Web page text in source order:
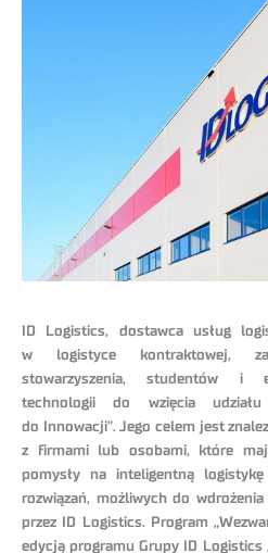
ID Logistics, dostawca usług
w logistyce kontraktowej,
stowarzyszenia, studentów i
technologii do wzięcia
do Innowacji”. Jego celem jest
z firmami lub osobami, które
pomysły na inteligentną
rozwiązań, możliwych do
przez ID Logistics. Program
edycją programu Grupy ID Logistics